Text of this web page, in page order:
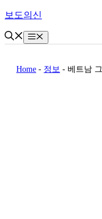
Skip
content
보도의신
Menu
Home - 정보 - 베트남